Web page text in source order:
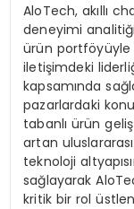
AloTech, akıllı
deneyimi
ürün portföyüyle
iletişimdeki
kapsamında
pazarlardaki
tabanlı ürün
artan
teknoloji
sağlayarak
kritik bir rol